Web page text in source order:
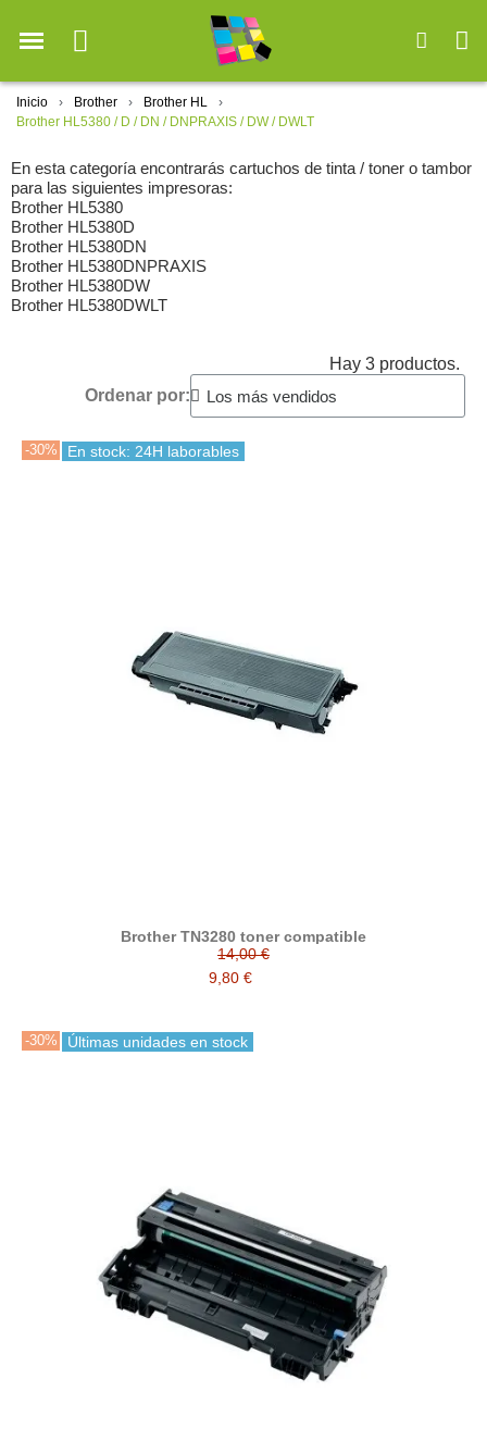
Inicio Brother
Brother HL
Brother HL5380 / D / DN / DNPRAXIS / DW / DWLT
En esta categoría encontrarás cartuchos de tinta / toner o tambor
para las siguientes impresoras:
Brother HL5380
Brother HL5380D
Brother HL5380DN
Brother HL5380DNPRAXIS
Brother HL5380DW
Brother HL5380DWLT
Hay 3 productos.
Ordenar por:
-30% En stock: 24H laborables
Brother TN3280 toner compatible
14,00 €
9,80 €
-30% Últimas unidades en stock